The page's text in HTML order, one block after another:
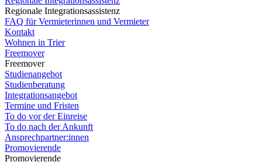
Regionale Integrationsassistenz
FAQ für Vermieterinnen und Vermieter
Kontakt
Wohnen in Trier
Freemover
Freemover
Studienangebot
Studienberatung
Integrationsangebot
Termine und Fristen
To do vor der Einreise
To do nach der Ankunft
Ansprechpartner:innen
Promovierende
Promovierende